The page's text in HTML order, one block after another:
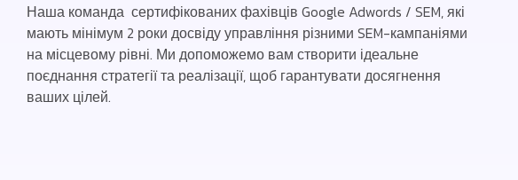
Наша команда сертифікованих фахівців Google Adwords / SEM, які
мають мінімум 2 роки досвіду управління різними SEM-кампаніями
на місцевому рівні. Ми допоможемо вам створити ідеальне
поєднання стратегії та реалізації, щоб гарантувати досягнення
ваших цілей.